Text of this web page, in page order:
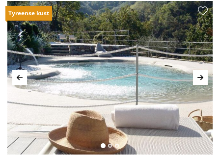
Tyreense kust
Vorige